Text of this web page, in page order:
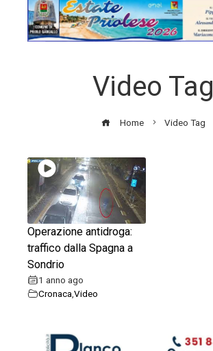
Video Tag
Home Video Tag
Operazione antidroga:
traffico dalla Spagna a
Sondrio
1 anno ago
Cronaca Video